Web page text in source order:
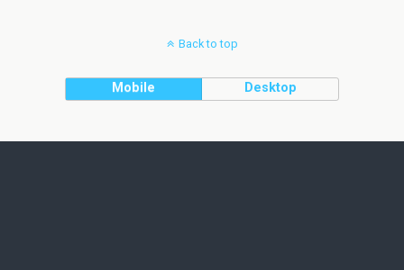
Back to top
Mobile Desktop